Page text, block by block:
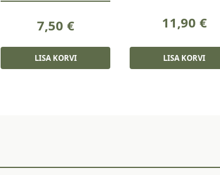
7,50 €
LISA KORVI
11,90 €
LISA KORVI